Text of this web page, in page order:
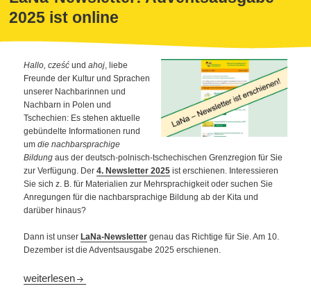
2025 ist online
Hallo, cześćundahoj , liebe
Freunde der Kultur und Sprachen
unserer Nachbarinnen und
Nachbarn in Polen und
Tschechien: Es stehen aktuelle
gebündelte Informationen rund
umdie nachbarsprachige
Bildungaus der deutsch-polnisch-tschechischen Grenzregion für Sie
zur Verfügung. Der4. Newsletter 2025 ist erschienen. Interessieren
Sie sich z. B. für Materialien zur Mehrsprachigkeit oder suchen Sie
Anregungen für die nachbarsprachige Bildung ab der Kita und
darüber hinaus?
Dann ist unserLaNa-Newsletter genau das Richtige für Sie. Am 10.
Dezember ist die Adventsausgabe 2025 erschienen.
LaNa-Newsletter: Adventsausgabe 2025 ist online
weiterlesen